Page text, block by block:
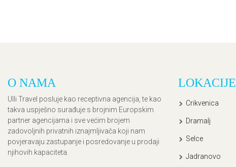
O NAMA
Ulli Travel posluje kao receptivna agencija, te kao
takva uspješno surađuje s brojnim Europskim
partner agencijama i sve većim brojem
zadovoljnih privatnih iznajmljivača koji nam
povjeravaju zastupanje i posredovanje u prodaji
njihovih kapaciteta.
LOKACIJE
Crikvenica
Dramalj
Selce
Jadranovo